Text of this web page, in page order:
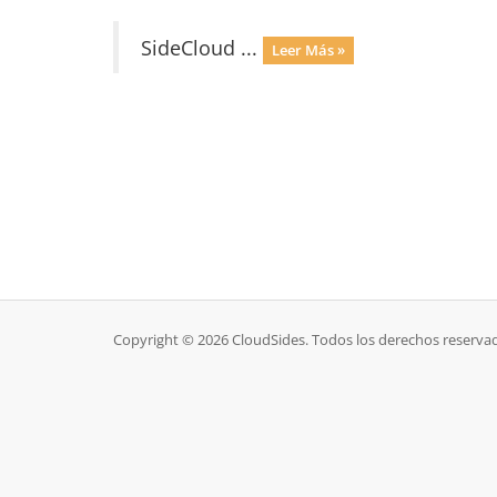
SideCloud ... Leer Más »
Copyright © 2026 CloudSides. Todos los derechos